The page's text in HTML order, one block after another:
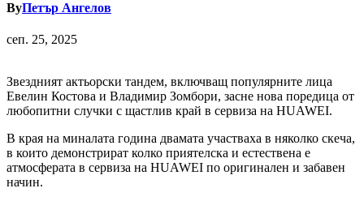
ByПетър Ангелов
сеп. 25, 2025
Звездният актьорски тандем, включващ популярните лица
Евелин Костова и Владимир Зомбори, засне нова поредица от
любопитни случки с щастлив край в сервиза на HUAWEI.
В края на миналата година двамата участваха в няколко скеча,
в които демонстрират колко приятелска и естествена е
атмосферата в сервиза на HUAWEI по оригинален и забавен
начин.